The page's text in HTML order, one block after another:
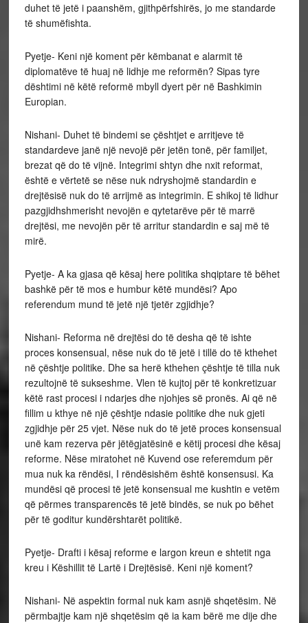
duhet të jetë i paanshëm, gjithpërfshirës, jo me standarde
të shumëfishta.
Pyetje- Keni një koment për këmbanat e alarmit të
diplomatëve të huaj në lidhje me reformën? Sipas tyre
dështimi në këtë reformë mbyll dyert për në Bashkimin
Europian.
Nishani- Duhet të bindemi se çështjet e arritjeve të
standardeve janë një nevojë për jetën tonë, për familjet,
brezat që do të vijnë. Integrimi shtyn dhe nxit reformat,
është e vërtetë se nëse nuk ndryshojmë standardin e
drejtësisë nuk do të arrijmë as integrimin. E shikoj të lidhur
pazgjidhshmerisht nevojën e qytetarëve për të marrë
drejtësi, me nevojën për të arritur standardin e saj më të
mirë.
Pyetje- A ka gjasa që kësaj here politika shqiptare të bëhet
bashkë për të mos e humbur këtë mundësi? Apo
referendum mund të jetë një tjetër zgjidhje?
Nishani- Reforma në drejtësi do të desha që të ishte
proces konsensual, nëse nuk do të jetë i tillë do të kthehet
në çështje politike. Dhe sa herë kthehen çështje të tilla nuk
rezultojnë të sukseshme. Vlen të kujtoj për të konkretizuar
këtë rast procesi i ndarjes dhe njohjes së pronës. Ai që në
fillim u kthye në një çështje ndasie politike dhe nuk gjeti
zgjidhje për 25 vjet. Nëse nuk do të jetë proces konsensual
unë kam rezerva për jëtëgjatësinë e këtij procesi dhe kësaj
reforme. Nëse miratohet në Kuvend ose referemdum për
mua nuk ka rëndësi, I rëndësishëm është konsensusi. Ka
mundësi që procesi të jetë konsensual me kushtin e vetëm
që përmes transparencës të jetë bindës, se nuk po bëhet
për të goditur kundërshtarët politikë.
Pyetje- Drafti i kësaj reforme e largon kreun e shtetit nga
kreu i Këshillit të Lartë i Drejtësisë. Keni një koment?
Nishani- Në aspektin formal nuk kam asnjë shqetësim. Në
përmbajtje kam një shqetësim që ia kam bërë me dije dhe